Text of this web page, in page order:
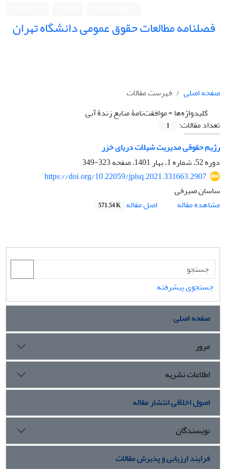
فصلنامه مطالعات حقوق عمومی دانشگاه تهران
صفحه اصلی
فهرست مقالات
کلیدواژه‌ها =موافقت‌نامۀ منابع زندۀ آبی
تعداد مقالات:
1
رژیم حقوقی مدیریت شیلات دریای خزر
دوره 52، شماره 1، بهار 1401، صفحه
323-349
https://doi.org/10.22059/jplsq.2021.331663.2907
ساسان صیرفی
مشاهده مقاله
اصل مقاله 571.54 K
جستجوی پیشرفته
صفحه اصلی
مرور
اطلاعات نشریه
اصول اخلاقی انتشار مقاله
نویسندگان
فرایند ارزیابی و پذیرش مقالات